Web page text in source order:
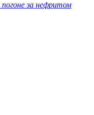
погоне за нефритом